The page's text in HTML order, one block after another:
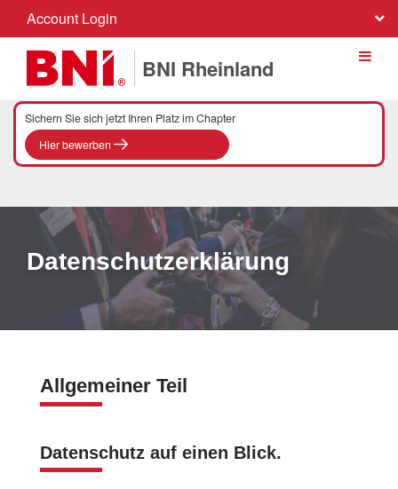
Account Login
BNI Rheinland
Sichern Sie sich jetzt Ihren Platz im Chapter
Hier bewerben
Datenschutzerklärung
Allgemeiner Teil
Datenschutz auf einen Blick.